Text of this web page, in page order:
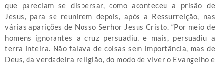
que pareciam se dispersar, como aconteceu a prisão de
Jesus, para se reunirem depois, após a Ressurreição, nas
várias aparições de Nosso Senhor Jesus Cristo. “Por meio de
homens ignorantes a cruz persuadiu, e mais, persuadiu a
terra inteira. Não falava de coisas sem importância, mas de
Deus, da verdadeira religião, do modo de viver o Evangelho e